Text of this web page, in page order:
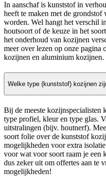
In aanschaf is kunststof in
heeft te maken met de grondstof
worden. Wel hangt het verschil
houtsoort of de keuze in het
het onderhoud van kozijnen
meer over lezen op onze pagina
kozijnen en aluminium kozijnen.
Welke type (kunststof) kozijnen
Bij de meeste kozijnspecialisten
type profiel, kleur en type glas.
uitstralingen (bijv. houtnerf).
soort folie over de kunststof
mogelijkheden voor extra
voor wat voor soort raam je een
dus zeker uit om offertes aan te
mogelijkheden!